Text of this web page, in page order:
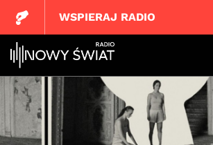
WSPIERAJ RADIO